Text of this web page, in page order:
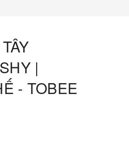
|
- TOBEE